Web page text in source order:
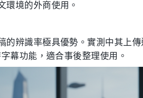
環境的外商使用。
的辨識率極具優勢。實測中其上
幕功能，適合事後整理使用。